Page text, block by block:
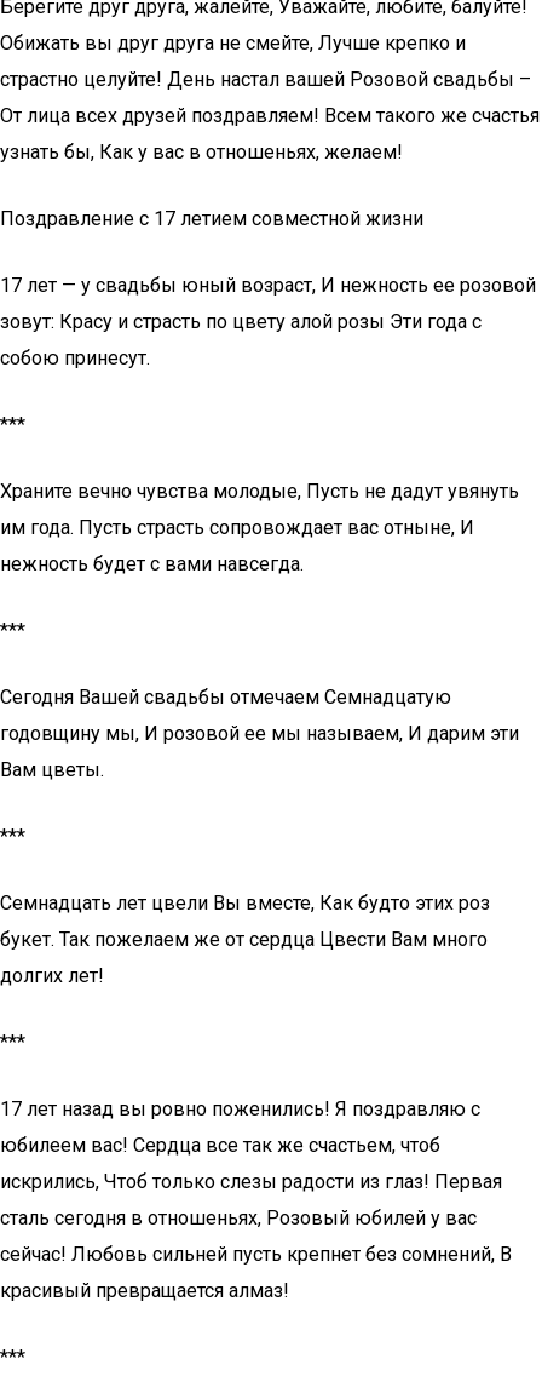
Берегите друг друга, жалейте, Уважайте, любите, балуйте!
Обижать вы друг друга не смейте, Лучше крепко и
страстно целуйте! День настал вашей Розовой свадьбы –
От лица всех друзей поздравляем! Всем такого же счастья
узнать бы, Как у вас в отношеньях, желаем!
Поздравление с 17 летием совместной жизни
17 лет — у свадьбы юный возраст, И нежность ее розовой
зовут: Красу и страсть по цвету алой розы Эти года с
собою принесут.
***
Храните вечно чувства молодые, Пусть не дадут увянуть
им года. Пусть страсть сопровождает вас отныне, И
нежность будет с вами навсегда.
***
Сегодня Вашей свадьбы отмечаем Семнадцатую
годовщину мы, И розовой ее мы называем, И дарим эти
Вам цветы.
***
Семнадцать лет цвели Вы вместе, Как будто этих роз
букет. Так пожелаем же от сердца Цвести Вам много
долгих лет!
***
17 лет назад вы ровно поженились! Я поздравляю с
юбилеем вас! Сердца все так же счастьем, чтоб
искрились, Чтоб только слезы радости из глаз! Первая
сталь сегодня в отношеньях, Розовый юбилей у вас
сейчас! Любовь сильней пусть крепнет без сомнений, В
красивый превращается алмаз!
***